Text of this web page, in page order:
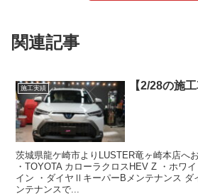
関連記事
施工実績 【2/28の施工
茨城県龍ケ崎市よりLUSTER竜ヶ崎本店へ
・TOYOTA カローラクロスHEV Z ・ホワ
イン ・ダイヤⅡキーパーBメンテナンス ダ
ンテナンスで...